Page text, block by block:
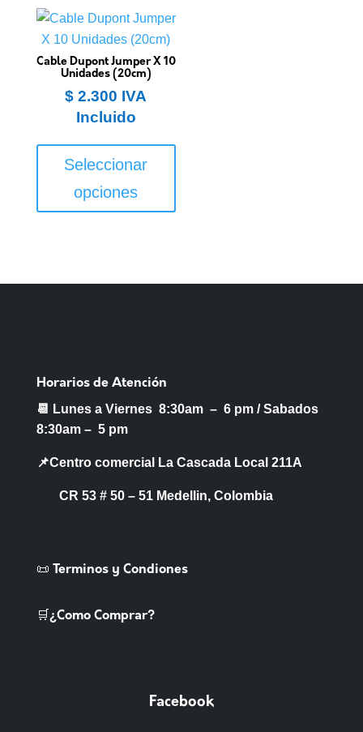
Cable Dupont Jumper X 10
Unidades (20cm)
$ 2.300 IVA
Incluido
Seleccionar
opciones
se
de
Horarios de Atención
📆 Lunes a Viernes 8:30am – 6 pm /Sabados
8:30am – 5 pm
📌Centro comercial La Cascada Local 211A
CR 53 # 50 – 51 Medellin, Colombia
📜 Terminos y Condiones
🛒¿Como Comprar?
Facebook